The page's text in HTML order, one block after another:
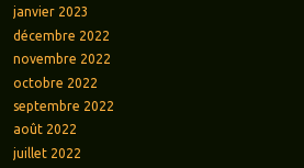
janvier 2023
décembre 2022
novembre 2022
octobre 2022
septembre 2022
août 2022
juillet 2022